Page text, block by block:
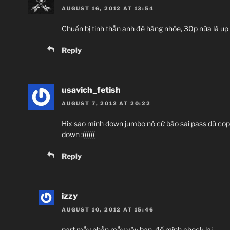
AUGUST 16, 2012 AT 13:54
Chuẩn bị tinh thần anh đè hàng nhóe, 30p nữa là
Reply
usavich_fetish
AUGUST 7, 2012 AT 20:22
Hix sao mình down jumbo nó cứ báo sai pass dù
down :((((((
Reply
izzy
AUGUST 10, 2012 AT 15:46